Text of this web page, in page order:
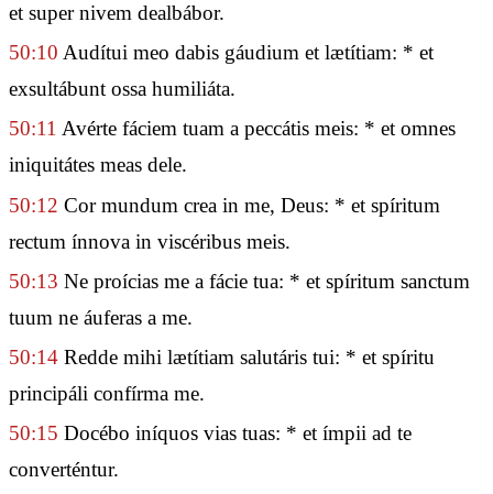
et super nivem dealbábor.
50:10 Audítui meo dabis gáudium et lætítiam: * et
exsultábunt ossa humiliáta.
50:11 Avérte fáciem tuam a peccátis meis: * et omnes
iniquitátes meas dele.
50:12 Cor mundum crea in me, Deus: * et spíritum
rectum ínnova in viscéribus meis.
50:13 Ne proícias me a fácie tua: * et spíritum sanctum
tuum ne áuferas a me.
50:14 Redde mihi lætítiam salutáris tui: * et spíritu
principáli confírma me.
50:15 Docébo iníquos vias tuas: * et ímpii ad te
converténtur.